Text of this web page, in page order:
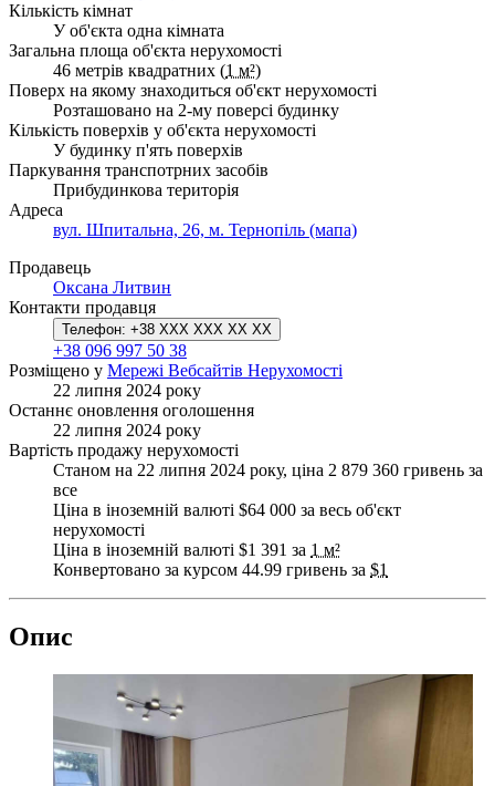
Кількість кімнат
У об'єкта одна кімната
Загальна площа об'єкта нерухомості
46 метрів квадратних (1 м²)
Поверх на якому знаходиться об'єкт нерухомості
Розташовано на 2-му поверсі будинку
Кількість поверхів у об'єкта нерухомості
У будинку п'ять поверхів
Паркування транспотрних засобів
Прибудинкова територія
Адреса
вул. Шпитальна, 26, м. Тернопіль (мапа)
Продавець
Оксана Литвин
Контакти продавця
Телефон: +38 XXX XXX XX XX
+38 096 997 50 38
Розміщено у Мережі Вебсайтів Нерухомості
22 липня 2024 року
Останнє оновлення оголошення
22 липня 2024 року
Вартість продажу нерухомості
Станом на 22 липня 2024 року, ціна 2 879 360 гривень за
все
Ціна в іноземній валюті $64 000 за весь об'єкт
нерухомості
Ціна в іноземній валюті $1 391 за 1 м²
Конвертовано за курсом 44.99 гривень за $1
Опис